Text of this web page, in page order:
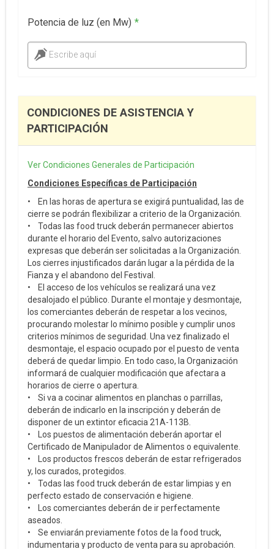
Potencia de luz (en Mw) *
Escribe aquí
CONDICIONES DE ASISTENCIA Y
PARTICIPACIÓN
Ver Condiciones Generales de Participación
Condiciones Específicas de Participación
• En las horas de apertura se exigirá puntualidad, las de
cierre se podrán flexibilizar a criterio de la Organización.
• Todas las food truck deberán permanecer abiertos
durante el horario del Evento, salvo autorizaciones
expresas que deberán ser solicitadas a la Organización.
Los cierres injustificados darán lugar a la pérdida de la
Fianza y el abandono del Festival.
• El acceso de los vehículos se realizará una vez
desalojado el público. Durante el montaje y desmontaje,
los comerciantes deberán de respetar a los vecinos,
procurando molestar lo mínimo posible y cumplir unos
criterios mínimos de seguridad. Una vez finalizado el
desmontaje, el espacio ocupado por el puesto de venta
deberá de quedar limpio. En todo caso, la Organización
informará de cualquier modificación que afectara a
horarios de cierre o apertura.
• Si va a cocinar alimentos en planchas o parrillas,
deberán de indicarlo en la inscripción y deberán de
disponer de un extintor eficacia 21A-113B.
• Los puestos de alimentación deberán aportar el
Certificado de Manipulador de Alimentos o equivalente.
• Los productos frescos deberán de estar refrigerados
y, los curados, protegidos.
• Todas las food truck deberán de estar limpias y en
perfecto estado de conservación e higiene.
• Los comerciantes deberán de ir perfectamente
aseados.
• Se enviarán previamente fotos de la food truck,
indumentaria y producto de venta para su aprobación.